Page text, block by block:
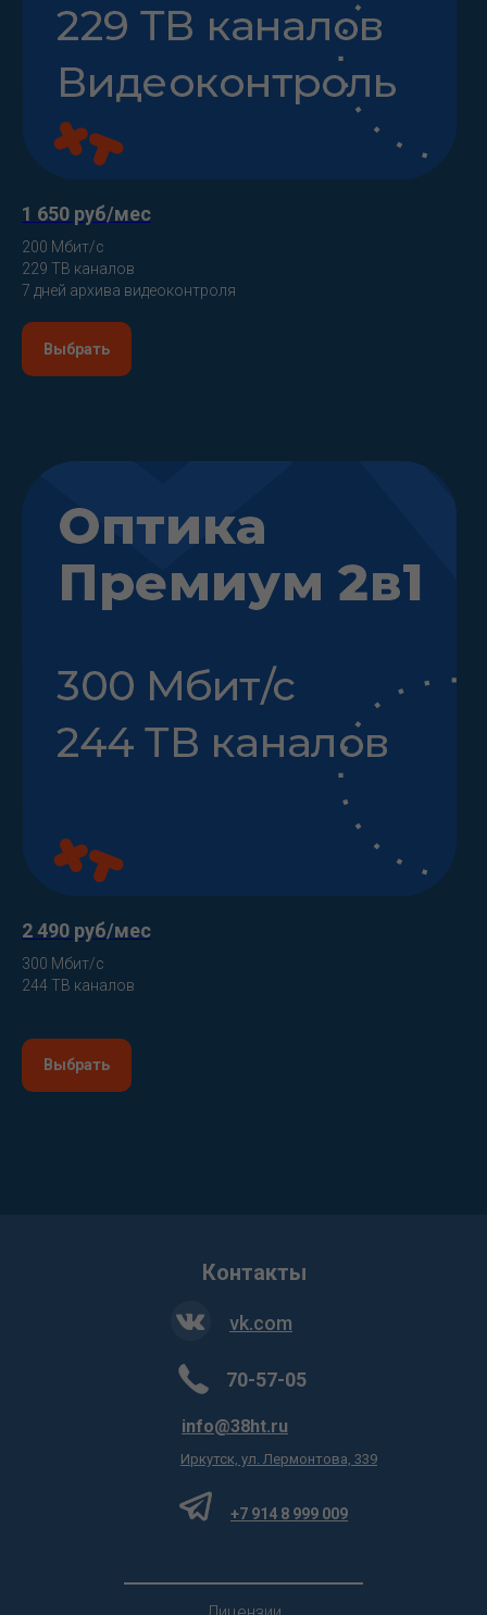
1 650 руб/мес
200 Мбит/с
229 ТВ каналов
7 дней архива видеоконтроля
Выбрать
2 490 руб/мес
300 Мбит/с
244 ТВ каналов
Выбрать
Контакты
vk.com
70-57-05
+7 914 8 999 009
Иркутск, ул. Лермонтова, 339
info@38ht.ru